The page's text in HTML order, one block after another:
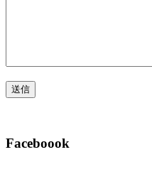
Faceboook